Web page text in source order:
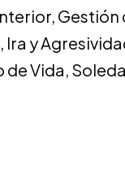
, Gestión
, Ira y
de Vida,